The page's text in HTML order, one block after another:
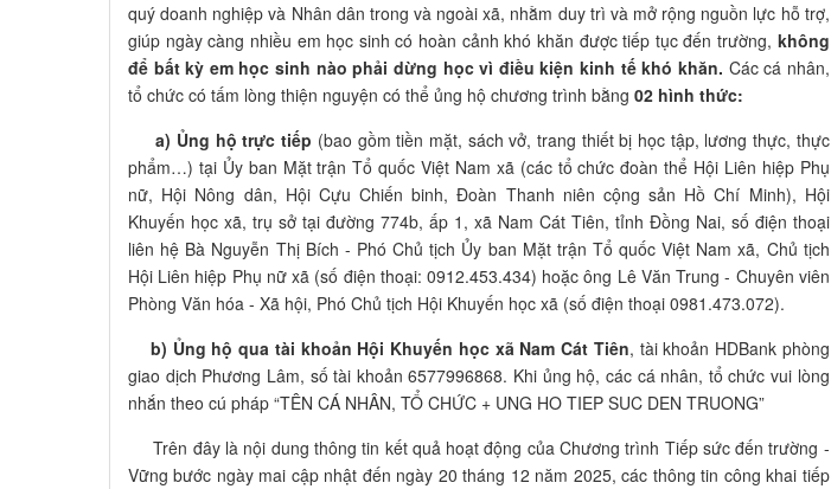
quý doanh nghiệp và Nhân dân trong và ngoài xã, nhằm duy trì và mở rộng nguồn lực hỗ trợ,
giúp ngày càng nhiều em học sinh có hoàn cảnh khó khăn được tiếp tục đến trường, không
để bất kỳ em học sinh nào phải dừng học vì điều kiện kinh tế khó khăn. Các cá nhân,
tổ chức có tấm lòng thiện nguyện có thể ủng hộ chương trình bằng 02 hình thức:
a) Ủng hộ trực tiếp (bao gồm tiền mặt, sách vở, trang thiết bị học tập, lương thực, thực
phẩm…) tại Ủy ban Mặt trận Tổ quốc Việt Nam xã (các tổ chức đoàn thể Hội Liên hiệp Phụ
nữ, Hội Nông dân, Hội Cựu Chiến binh, Đoàn Thanh niên cộng sản Hồ Chí Minh), Hội
Khuyến học xã, trụ sở tại đường 774b, ấp 1, xã Nam Cát Tiên, tỉnh Đồng Nai, số điện thoại
liên hệ Bà Nguyễn Thị Bích - Phó Chủ tịch Ủy ban Mặt trận Tổ quốc Việt Nam xã, Chủ tịch
Hội Liên hiệp Phụ nữ xã (số điện thoại: 0912.453.434) hoặc ông Lê Văn Trung - Chuyên viên
Phòng Văn hóa - Xã hội, Phó Chủ tịch Hội Khuyến học xã (số điện thoại 0981.473.072).
b) Ủng hộ qua tài khoản Hội Khuyến học xã Nam Cát Tiên, tài khoản HDBank phòng
giao dịch Phương Lâm, số tài khoản 6577996868. Khi ủng hộ, các cá nhân, tổ chức vui lòng
nhắn theo cú pháp “TÊN CÁ NHÂN, TỔ CHỨC + UNG HO TIEP SUC DEN TRUONG”
Trên đây là nội dung thông tin kết quả hoạt động của Chương trình Tiếp sức đến trường -
Vững bước ngày mai cập nhật đến ngày 20 tháng 12 năm 2025, các thông tin công khai tiếp